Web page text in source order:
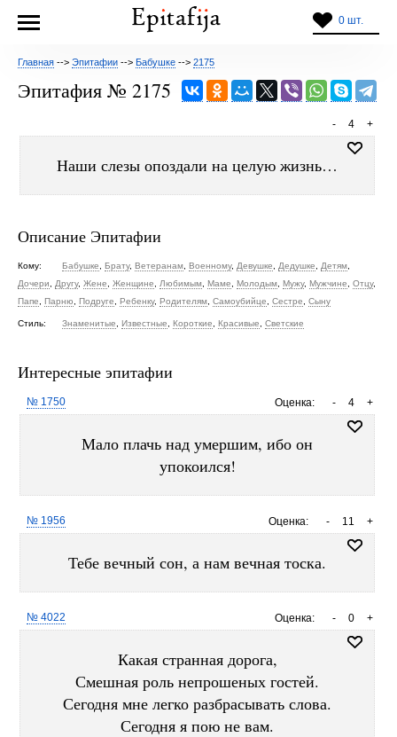
0 шт.
Главная --> Эпитафии --> Бабушке --> 2175
Эпитафия № 2175
+
4
-
Наши слезы опоздали на целую жизнь…
Описание Эпитафии
Кому: Бабушке Брату, Ветеранам Военному, Девушке Дедушке Детям
Дочери
Другу, Жене Женщине Любимым Маме Молодым Мужу, Мужчине Отцу,
Папе
Парню Подруге Ребенку, Родителям Самоубийце Сестре Сыну
Стиль: Знаменитые Известные Короткие Красивые Светские
Интересные эпитафии
Оценка: +
4
-
№ 1750
Мало плачь над умершим, ибо он
упокоился!
Оценка: +
11
-
№ 1956
Тебе вечный сон, а нам вечная тоска.
Оценка: +
0
-
№ 4022
Какая странная дорога,
Смешная роль непрошеных гостей.
Сегодня мне легко разбрасывать слова.
Сегодня я пою не вам.